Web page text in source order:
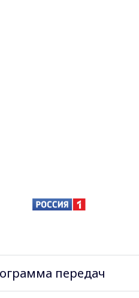
передач